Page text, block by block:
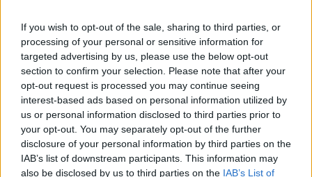
If you wish to opt-out of the sale, sharing to third parties, or
processing of your personal or sensitive information for
targeted advertising by us, please use the below opt-out
section to confirm your selection. Please note that after your
opt-out request is processed you may continue seeing
interest-based ads based on personal information utilized by
us or personal information disclosed to third parties prior to
your opt-out. You may separately opt-out of the further
disclosure of your personal information by third parties on the
IAB’s list of downstream participants. This information may
also be disclosed by us to third parties on the IAB’s List of
Bonus Malus
Presenze a
voto
Quotazioni